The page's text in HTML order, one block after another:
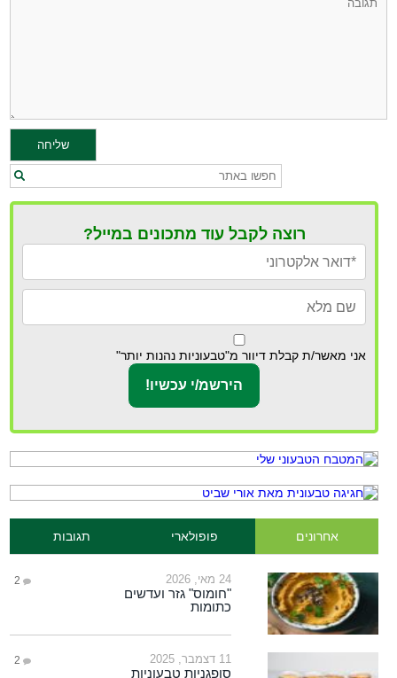
רוצה לקבל עוד מתכונים במייל?
אני מאשר/ת קבלת דיוור מ"טבעוניות נהנות יותר"
אחרונים פופולארי תגובות
24 מאי, 2026 2
"חומוס" גזר ועדשים
כתומות
11 דצמבר, 2025 2
סופגניות טבעוניות